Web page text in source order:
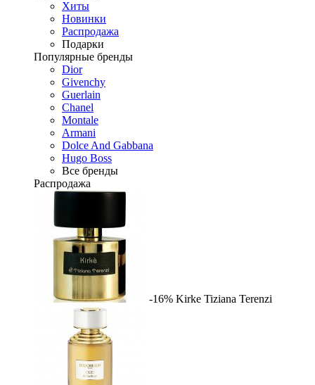
Хиты
Новинки
Распродажа
Подарки
Популярные бренды
Dior
Givenchy
Guerlain
Chanel
Montale
Armani
Dolce And Gabbana
Hugo Boss
Все бренды
Распродажа
-16% Kirke Tiziana Terenzi